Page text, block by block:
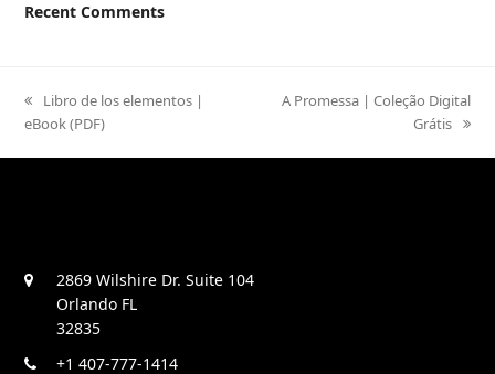
Recent Comments
previous
post:
Libro de los elementos |
eBook (PDF)
next
A Promessa | Coleção Digital
Grátis
2869 Wilshire Dr. Suite 104
Orlando FL
32835
+1 407-777-1414